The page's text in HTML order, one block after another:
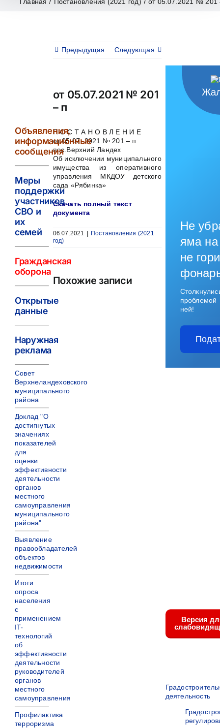
Предыдущая Следующая
от 05.07.2021 № 201
– п
П О С Т А Н О В Л Е Н И Е
от 05.07. 2021 № 201 – п
пос.Верхний Ландех
Об исключении муниципального
имущества из оперативного
управления МКДОУ детского
сада «Рябинка»
Скачать полный текст
документа
06.07.2021
Постановления (2021
год)
Похожие записи
Объявления,
информационные
сообщения
Меры
поддержки
участников
СВО и
их
семей
Гражданская
оборона
Открытые
данные
Наружная
реклама
Совет
Верхнеландеховского
муниципального
района
Доклад "О
достигнутых
значениях
показателей
для
оценки
эффективности
деятельности
органов
местного
самоуправления
муниципального
района"
Выявление
правообладателей
объектов
недвижимости
Итоги
опроса
населения
с
применением
IT-
технологий
об
эффективности
деятельности
руководителей
органов
местного
самоуправления
Профилактика
терроризма
Не
яма на
не
ней!
Версия
деятельность